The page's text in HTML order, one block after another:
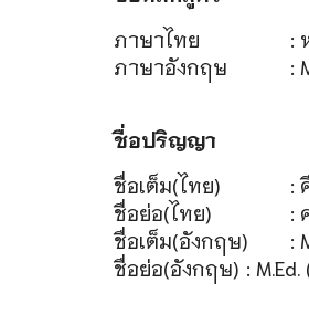
ภาษาไทย
:
ภาษาอังกฤษ
:
ชื่อปริญญา
ชื่อเต็ม(ไทย)
:
ชื่อย่อ(ไทย)
:
ชื่อเต็ม(อังกฤษ)
:
ชื่อย่อ(อังกฤษ) :